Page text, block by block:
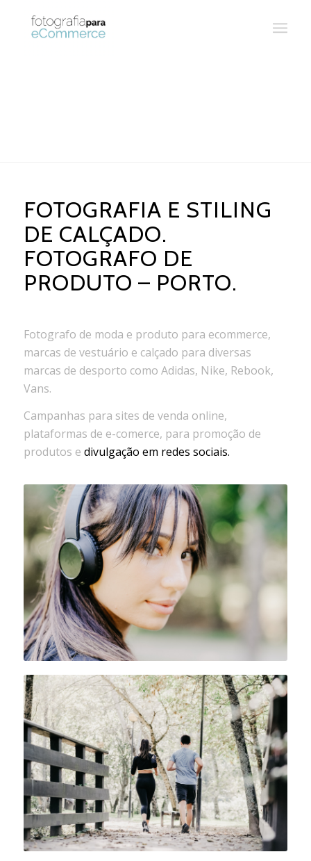
FOTOGRAFIA E STILING
DE CALÇADO.
FOTOGRAFO DE
PRODUTO – PORTO.
Fotografo de moda e produto para ecommerce,
marcas de vestuário e calçado para diversas
marcas de desporto como Adidas, Nike, Rebook,
Vans.
Campanhas para sites de venda online,
plataformas de e-comerce, para promoção de
produtos e divulgação em redes sociais.